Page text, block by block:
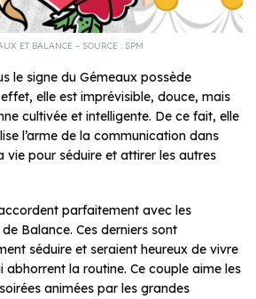
ET BALANCE – SOURCE : SPM
le signe du Gémeaux possède
elle est imprévisible, douce, mais
cultivée et intelligente. De ce fait, elle
l’arme de la communication dans
vie pour séduire et attirer les autres
parfaitement avec les
Balance. Ces derniers sont
séduire et seraient heureux de vivre
abhorrent la routine. Ce couple aime les
animées par les grandes